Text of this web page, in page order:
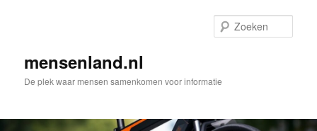
inhoudmensenland.nl
De plek waar mensen samenkomen voor informatie